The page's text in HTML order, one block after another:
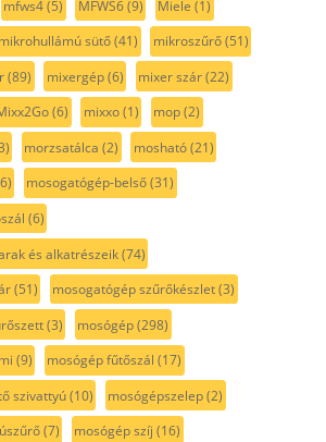
mfws4(5) MFWS6(9) Miele (1)
mikrohullámú sütő(41) mikroszűrő(51)
(89) mixergép(6) mixer szár(22)
(6) mixxo(1) mop(2)
morzsatálca (2) mosható(21)
mosogatógép-belső(31)
(6)
és alkatrészeik(74)
(51) mosogatógép szűrőkészlet(3)
(3) mosógép(298)
(9) mosógép fűtőszál (17)
szivattyú(10) mosógépszelep(2)
(7) mosógép szíj (16)